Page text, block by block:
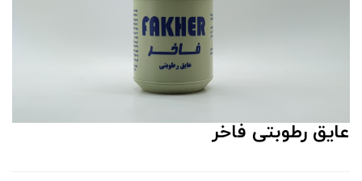
عایق رطوبتی فاخر